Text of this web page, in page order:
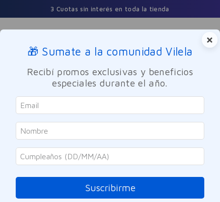
3 Cuotas sin interés en toda la tienda
Buscar
Limpieza y Hogar Accesorios
Contigo
Taza de Viaje Acero Inoxidable
Plateado 473ml
Referencia:-322667
×
🎁 Sumate a la comunidad Vilela
Recibí promos exclusivas y beneficios
especiales durante el año.
Suscribirme